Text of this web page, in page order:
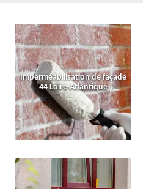
Imperméabilisation de façade
44 Loire-Atlantique